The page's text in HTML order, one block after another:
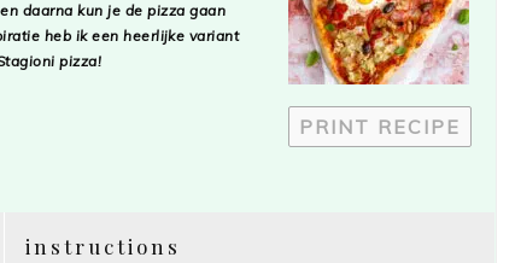
PRINT RECIPE
daarna kun je de pizza gaan
heb ik een heerlijke variant
pizza!
instructions